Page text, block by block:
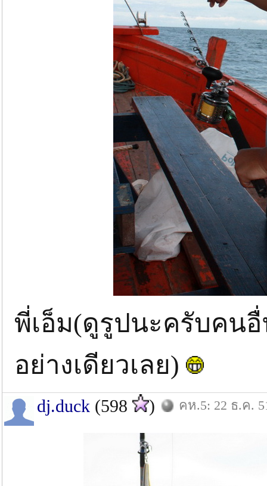
พี่เอ็ม(ดูรูปนะครับคน
อย่างเดียวเลย)
dj.duck (598 ) คห.5: 22 ธ.ค.